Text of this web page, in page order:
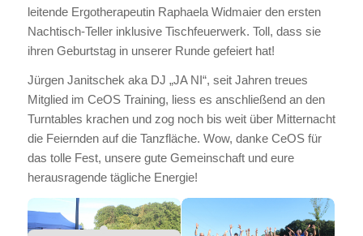
leitende Ergotherapeutin Raphaela Widmaier den ersten
Nachtisch-Teller inklusive Tischfeuerwerk. Toll, dass sie
ihren Geburtstag in unserer Runde gefeiert hat!
Jürgen Janitschek aka DJ „JA NI“, seit Jahren treues
Mitglied im CeOS Training, liess es anschließend an den
Turntables krachen und zog noch bis weit über Mitternacht
die Feiernden auf die Tanzfläche. Wow, danke CeOS für
das tolle Fest, unsere gute Gemeinschaft und eure
herausragende tägliche Energie!